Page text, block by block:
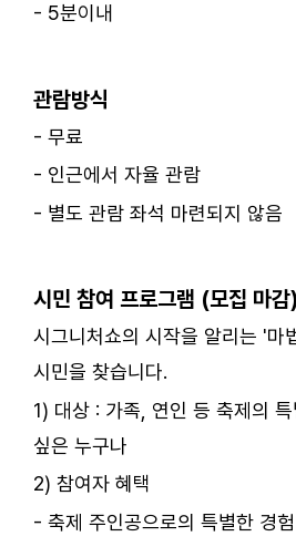
- 5분이내
관람방식
- 무료
- 인근에서 자율 관람
- 별도 관람 좌석 마련되지 않음
시민 참여 프로그램 (모집 마감)
시그니처쇼의 시작을 알리는 '마
시민을 찾습니다.
1) 대상 : 가족, 연인 등 축제의
싶은 누구나
2) 참여자 혜택
- 축제 주인공으로의 특별한 경험